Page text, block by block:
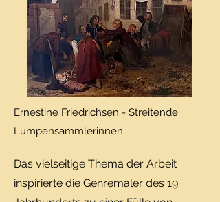
Ernestine Friedrichsen - Streitende
Lumpensammlerinnen
Das vielseitige Thema der Arbeit
inspirierte die Genremaler des 19.